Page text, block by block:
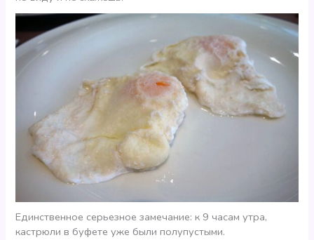
Единственное серьезное замечание: к 9 часам утра,
кастрюли в буфете уже были полупустыми.